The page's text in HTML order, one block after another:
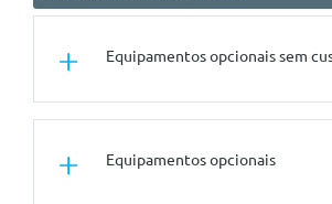
Equipamentos opcionais sem
Preparaçao Para Assistencia Ao
Equipamentos opcionais